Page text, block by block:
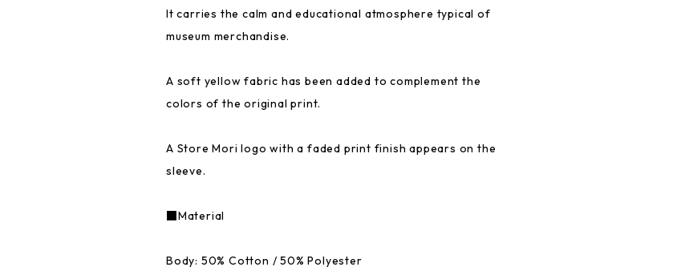
It carries the calm and educational atmosphere typical of
museum merchandise.
A soft yellow fabric has been added to complement the
colors of the original print.
A Store Mori logo with a faded print finish appears on the
sleeve.
■Material
Body: 50% Cotton / 50% Polyester